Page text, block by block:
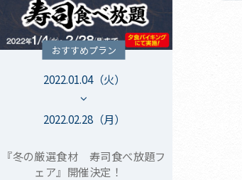
おすすめプラン
2022.01.04（火）
2022.02.28（月）
『冬の厳選食材 寿司食べ放題フ
ェア』開催決定！